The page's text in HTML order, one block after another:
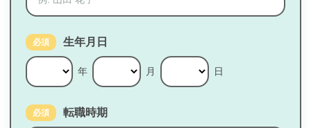
必須 生年月日
年 月 日
必須 転職時期